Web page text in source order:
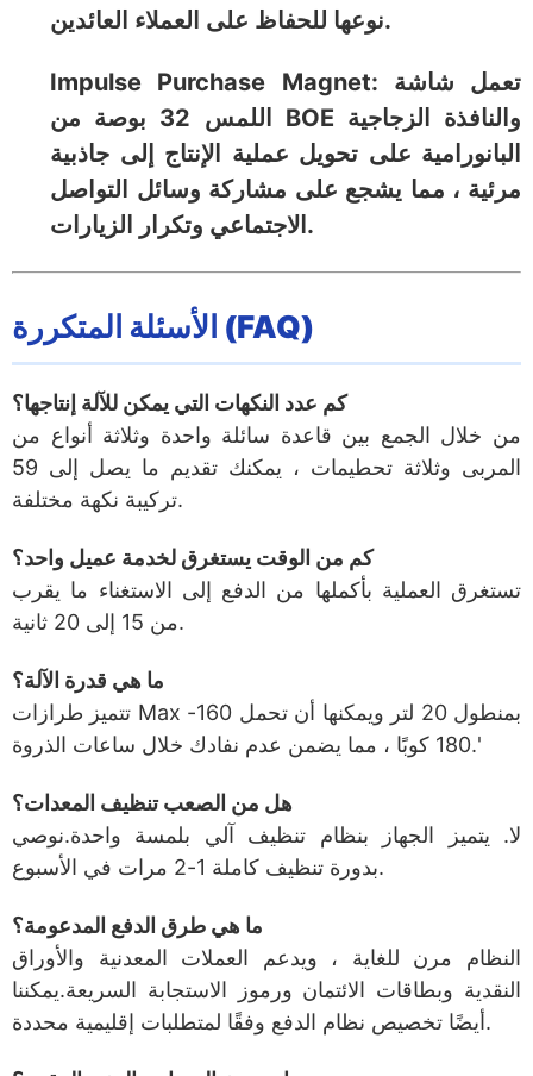
نوعها للحفاظ على العملاء العائدين.
Impulse Purchase Magnet: تعمل شاشة
اللمس 32 بوصة من BOE والنافذة الزجاجية
البانورامية على تحويل عملية الإنتاج إلى جاذبية
مرئية ، مما يشجع على مشاركة وسائل التواصل
الاجتماعي وتكرار الزيارات.
الأسئلة المتكررة (FAQ)
كم عدد النكهات التي يمكن للآلة إنتاجها؟
من خلال الجمع بين قاعدة سائلة واحدة وثلاثة أنواع من
المربى وثلاثة تحطيمات ، يمكنك تقديم ما يصل إلى 59
تركيبة نكهة مختلفة.
كم من الوقت يستغرق لخدمة عميل واحد؟
تستغرق العملية بأكملها من الدفع إلى الاستغناء ما يقرب
من 15 إلى 20 ثانية.
ما هي قدرة الآلة؟
تتميز طرازات Max بمنطول 20 لتر ويمكنها أن تحمل 160-
180 كوبًا ، مما يضمن عدم نفادك خلال ساعات الذروة.'
هل من الصعب تنظيف المعدات؟
لا. يتميز الجهاز بنظام تنظيف آلي بلمسة واحدة.نوصي
بدورة تنظيف كاملة 1-2 مرات في الأسبوع.
ما هي طرق الدفع المدعومة؟
النظام مرن للغاية ، ويدعم العملات المعدنية والأوراق
النقدية وبطاقات الائتمان ورموز الاستجابة السريعة.يمكننا
أيضًا تخصيص نظام الدفع وفقًا لمتطلبات إقليمية محددة.